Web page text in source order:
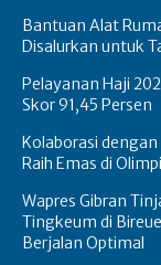
Bantuan Alat
Disalurkan untuk
Pelayanan Haji
Skor 91,45 Persen
Kolaborasi
Raih Emas di
Wapres Gibran
Tingkeum di
Berjalan Optimal